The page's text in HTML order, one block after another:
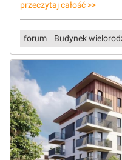
przeczytaj całość >>
forum Budynek